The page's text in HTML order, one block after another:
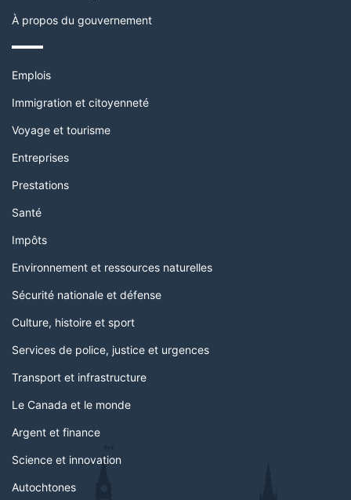
À propos du gouvernement
Thèmes
sujets
Emplois
Immigration et citoyenneté
Voyage et tourisme
Entreprises
Prestations
Santé
Impôts
Environnement et ressources naturelles
Sécurité nationale et défense
Culture, histoire et sport
Services de police, justice et urgences
Transport et infrastructure
Le Canada et le monde
Argent et finance
Science et innovation
Autochtones